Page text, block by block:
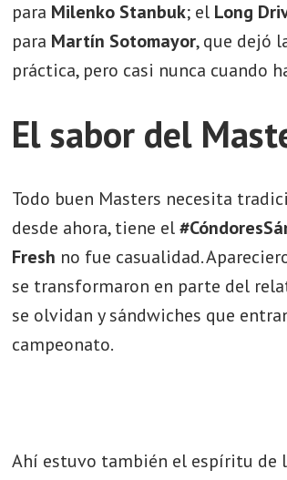
para Milenko Stanbuk; el Long
para Martín Sotomayor, que dejó
práctica, pero casi nunca cuando
El sabor del
Todo buen Masters necesita
desde ahora, tiene el
Fresh no fue casualidad.
se transformaron en parte del
se olvidan y sándwiches que
campeonato.
Ahí estuvo también el espíritu de